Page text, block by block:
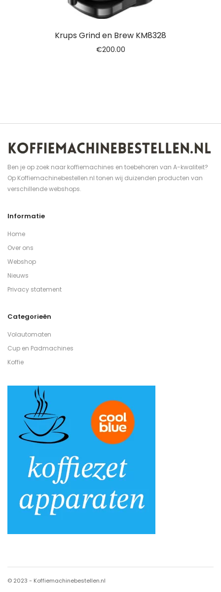
Krups Grind en Brew KM8328
€200.00
Ben je op zoek naar koffiemachines en toebehoren van A-kwaliteit?
Op Koffiemachinebestellen.nl tonen wij duizenden producten van
verschillende webshops.
Informatie
Home
Over ons
Webshop
Nieuws
Privacy statement
Categorieën
Volautomaten
Cup en Padmachines
Koffie
© 2023 - Koffiemachinebestellen.nl